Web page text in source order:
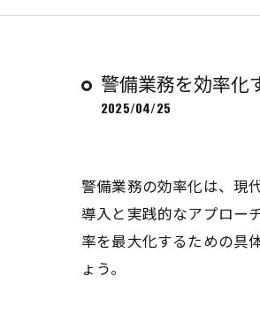
警備業務を効率化
2025/04/25
警備業務の効率化は、現
導入と実践的なアプロー
率を最大化するための具
ょう。